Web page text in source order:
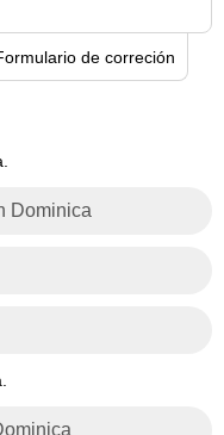
de correción
Dominica